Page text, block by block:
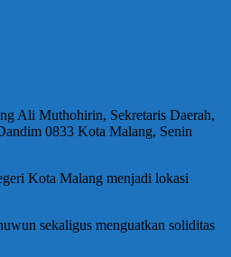
Ali Muthohirin, Sekretaris Daerah,
0833 Kota Malang, Senin
Kota Malang menjadi lokasi
sekaligus menguatkan soliditas